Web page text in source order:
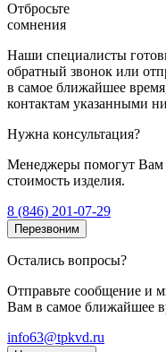
Отбросьте
сомнения
Наши специалисты
обратный звонок или
в самое ближайшее
контактам указанными
Нужна консультация?
Менеджеры помогут Вам
стоимость изделия.
8 (846) 201-07-29
Перезвоним
Остались вопросы?
Отправьте сообщение и
Вам в самое ближайшее
info63@tpkvd.ru